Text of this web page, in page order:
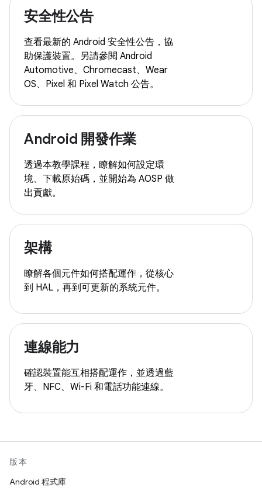
安全性公告
查看最新的 Android 安全性公告，協
助保護裝置。另請參閱 Android
Automotive、Chromecast、Wear
OS、Pixel 和 Pixel Watch 公告。
Android 開發作業
透過本教學課程，瞭解如何設定環
境、下載原始碼，並開始為 AOSP 做
出貢獻。
架構
瞭解各個元件如何搭配運作，從核心
到 HAL，再到可更新的系統元件。
連線能力
確認裝置能互相搭配運作，並透過藍
牙、NFC、Wi-Fi 和電話功能連線。
版本
Android 程式庫